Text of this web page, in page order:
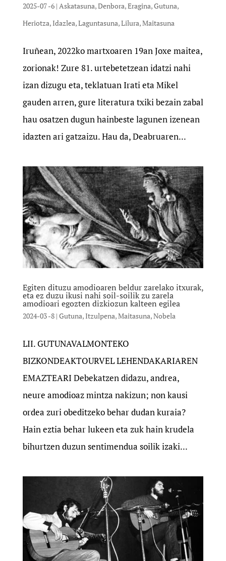
2025-07 -6| Askatasuna,Denbora,Eragina,Gutuna,
Heriotza,Idazlea,Laguntasuna,Lilura,Maitasuna
Iruñean, 2022ko martxoaren 19an Joxe maitea,
zorionak! Zure 81. urtebetetzean idatzi nahi
izan dizugu eta, teklatuan Irati eta Mikel
gauden arren, gure literatura txiki bezain zabal
hau osatzen dugun hainbeste lagunen izenean
idazten ari gatzaizu. Hau da, Deabruaren...
Egiten dituzu amodioaren beldur zarelako itxurak,
eta ez duzu ikusi nahi soil-soilik zu zarela
amodioari egozten dizkiozun kalteen egilea
2024-03 -8| Gutuna,Itzulpena,Maitasuna,Nobela
LII. GUTUNAVALMONTEKO
BIZKONDEAKTOURVEL LEHENDAKARIAREN
EMAZTEARI Debekatzen didazu, andrea,
neure amodioaz mintza nakizun; non kausi
ordea zuri obeditzeko behar dudan kuraia?
Hain eztia behar lukeen eta zuk hain krudela
bihurtzen duzun sentimendua soilik izaki...